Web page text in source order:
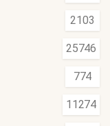
2103
25746
774
11274